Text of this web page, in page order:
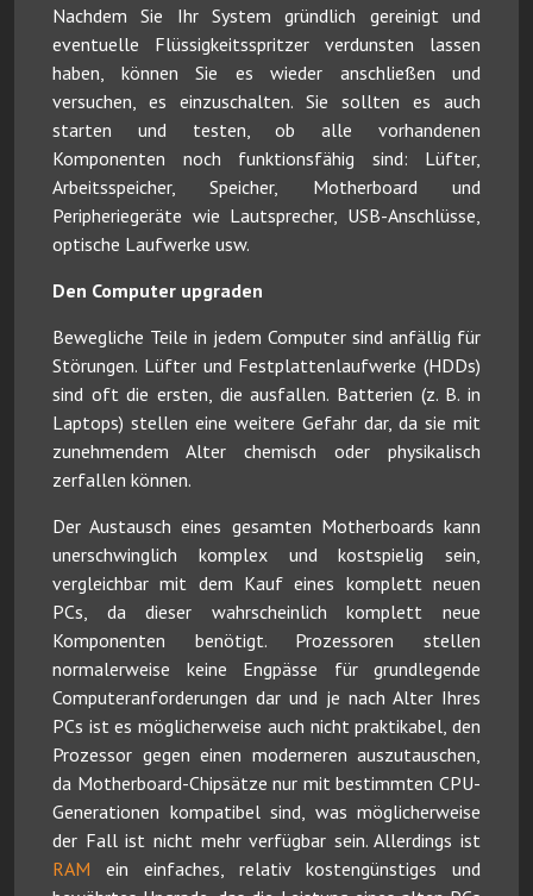
Nachdem Sie Ihr System gründlich gereinigt und
eventuelle Flüssigkeitsspritzer verdunsten lassen
haben, können Sie es wieder anschließen und
versuchen, es einzuschalten. Sie sollten es auch
starten und testen, ob alle vorhandenen
Komponenten noch funktionsfähig sind: Lüfter,
Arbeitsspeicher, Speicher, Motherboard und
Peripheriegeräte wie Lautsprecher, USB-Anschlüsse,
optische Laufwerke usw.
Den Computer upgraden
Bewegliche Teile in jedem Computer sind anfällig für
Störungen. Lüfter und Festplattenlaufwerke (HDDs)
sind oft die ersten, die ausfallen. Batterien (z. B. in
Laptops) stellen eine weitere Gefahr dar, da sie mit
zunehmendem Alter chemisch oder physikalisch
zerfallen können.
Der Austausch eines gesamten Motherboards kann
unerschwinglich komplex und kostspielig sein,
vergleichbar mit dem Kauf eines komplett neuen
PCs, da dieser wahrscheinlich komplett neue
Komponenten benötigt. Prozessoren stellen
normalerweise keine Engpässe für grundlegende
Computeranforderungen dar und je nach Alter Ihres
PCs ist es möglicherweise auch nicht praktikabel, den
Prozessor gegen einen moderneren auszutauschen,
da Motherboard-Chipsätze nur mit bestimmten CPU-
Generationen kompatibel sind, was möglicherweise
der Fall ist nicht mehr verfügbar sein. Allerdings ist
RAM ein einfaches, relativ kostengünstiges und